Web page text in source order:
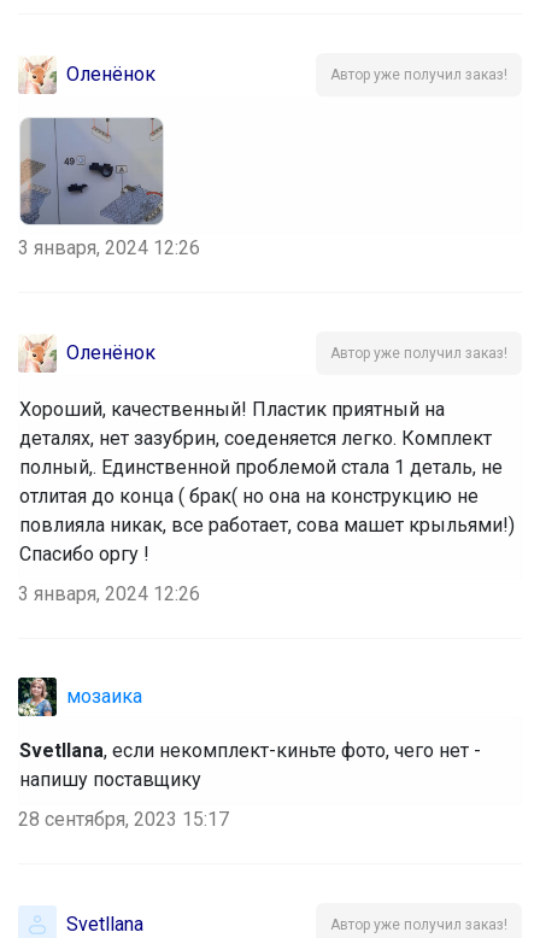
Оленёнок Автор уже получил заказ!
3 января, 2024 12:26
Оленёнок Автор уже получил заказ!
Хороший, качественный! Пластик приятный на
деталях, нет зазубрин, соеденяется легко. Комплект
полный,. Единственной проблемой стала 1 деталь, не
отлитая до конца ( брак( но она на конструкцию не
повлияла никак, все работает, сова машет крыльями!)
Спасибо оргу !
3 января, 2024 12:26
мозаика
Svetllana, если некомплект-киньте фото, чего нет -
напишу поставщику
28 сентября, 2023 15:17
Svetllana Автор уже получил заказ!